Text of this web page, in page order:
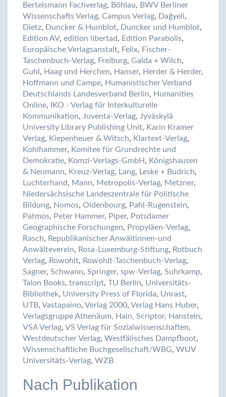
Bertelsmann Fachverlag, Böhlau, BWV Berliner
Wissenschafts Verlag, Campus Verlag, Dağyeli,
Dietz, Duncker & Humblot, Duncker und Humblot,
Edition AV, edition libertad, Edition Parabolis,
Europäische Verlagsanstalt, Felix, Fischer-
Taschenbuch-Verlag, Freiburg, Galda + Wilch,
Guhl , Haag und Herchen, Hanser, Herder & Herder,
Hoffmann und Campe, Humanistischer Verband
Deutschlands Landesverband Berlin, Humanities
Online,
IKO - Verlag für Interkulturelle
Kommunikation, Juventa-Verlag, Jyväskylä
University Library Publishing Unit, Karin Kramer
Verlag, Kiepenheuer & Witsch, Klartext-Verlag,
Kohlhammer, Komitee für Grundrechte und
Demokratie, Komzi-Verlags-GmbH, Königshausen
& Neumann, Kreuz-Verlag, Lang, Leske + Budrich,
Luchterhand, Mann, Metropolis-Verlag, Metzner,
Niedersächsische Landeszentrale für Politische
Bildung, Nomos, Oldenbourg, Pahl-Rugenstein,
Patmos, Peter Hammer, Piper, Potsdamer
Geographische Forschungen, Propyläen-Verlag,
Rasch, Republikanischer Anwältinnen-und
Anwälteverein, Rosa-Luxemburg-Stiftung, Rotbuch
Verlag, Rowohlt, Rowohlt-Taschenbuch-Verlag,
Sagner, Schwann, Springer, spw-Verlag, Suhrkamp,
Talon Books, transcript, TU Berlin, Universitäts-
Bibliothek, University Press of Florida, Unrast,
UTB, Vastapaino, Verlag 2000, Verlag Hans Huber,
Verlagsgruppe Athenäum, Hain, Scriptor, Hanstein,
VSA Verlag, VS Verlag für Sozialwissenschaften,
Westdeutscher Verlag, Westfälisches Dampfboot,
Wissenschaftliche Buchgesellschaft/WBG, WUV
Universitäts-Verlag, WZB
Nach Publikation